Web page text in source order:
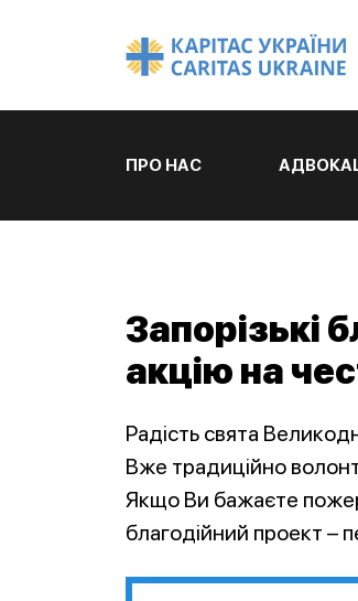
ПРО НАС
Запорізькі
акцію на
Радість свята
Вже традиційно
Якщо Ви бажаєте
благодійний проект –